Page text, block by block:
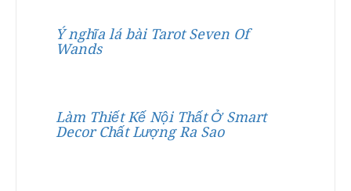
Ý nghĩa lá bài Tarot Seven Of
Wands
Làm Thiết Kế Nội Thất Ở Smart
Decor Chất Lượng Ra Sao